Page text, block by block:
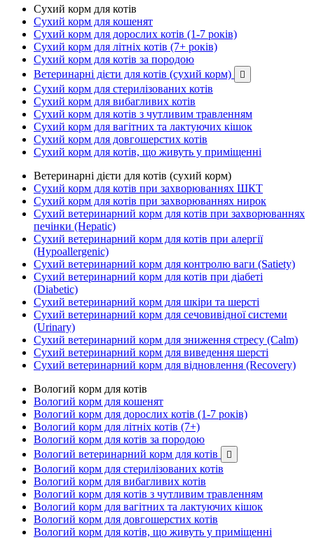
Сухий корм для котів
Сухий корм для кошенят
Сухий корм для дорослих котів (1-7 років)
Сухий корм для літніх котів (7+ років)
Сухий корм для котів за породою
Ветеринарні дієти для котів (сухий корм)

Сухий корм для стерилізованих котів
Сухий корм для вибагливих котів
Сухий корм для котів з чутливим травленням
Сухий корм для вагітних та лактуючих кішок
Сухий корм для довгошерстих котів
Сухий корм для котів, що живуть у приміщенні
Ветеринарні дієти для котів (сухий корм)
Сухий корм для котів при захворюваннях ШКТ
Сухий корм для котів при захворюваннях нирок
Сухий ветеринарний корм для котів при захворюваннях
печінки (Hepatic)
Сухий ветеринарний корм для котів при алергії
(Hypoallergenic)
Сухий ветеринарний корм для контролю ваги (Satiety)
Сухий ветеринарний корм для котів при діабеті
(Diabetic)
Сухий ветеринарний корм для шкіри та шерсті
Сухий ветеринарний корм для сечовивідної системи
(Urinary)
Сухий ветеринарний корм для зниження стресу (Calm)
Сухий ветеринарний корм для виведення шерсті
Сухий ветеринарний корм для відновлення (Recovery)
Вологий корм для котів
Вологий корм для кошенят
Вологий корм для дорослих котів (1-7 років)
Вологий корм для літніх котів (7+)
Вологий корм для котів за породою
Вологий ветеринарний корм для котів

Вологий корм для стерилізованих котів
Вологий корм для вибагливих котів
Вологий корм для котів з чутливим травленням
Вологий корм для вагітних та лактуючих кішок
Вологий корм для довгошерстих котів
Вологий корм для котів, що живуть у приміщенні